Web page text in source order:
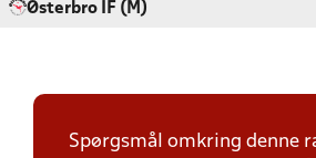
Østerbro IF (M)
Spørgsmål omkring denne